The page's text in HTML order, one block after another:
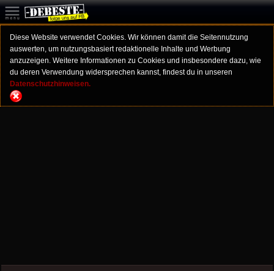
Diese Website verwendet Cookies. Wir können damit die Seitennutzung
auswerten, um nutzungsbasiert redaktionelle Inhalte und Werbung
anzuzeigen. Weitere Informationen zu Cookies und insbesondere dazu, wie
du deren Verwendung widersprechen kannst, findest du in unseren
Datenschutzhinweisen.